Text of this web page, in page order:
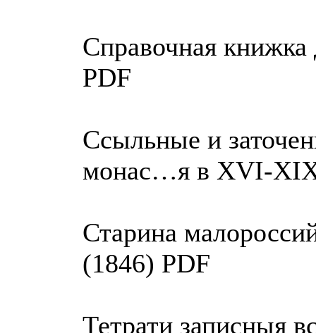
Справочная
PDF
Ссыльные и
монас…я в XVI-
Старина
(1846) PDF
Тетрати записныя